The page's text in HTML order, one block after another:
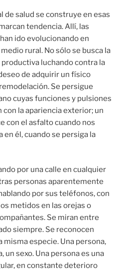
de salud se construye en esas
tendencia. Allí, las
ido evolucionando en
rural. No sólo se busca la
luchando contra la
de adquirir un físico
Se persigue
cuyas funciones y pulsiones
la apariencia exterior; un
con el asfalto cuando nos
en él, cuando se persiga la
por una calle en cualquier
personas aparentemente
por sus teléfonos, con
metidos en las orejas o
Se miran entre
siempre. Se reconocen
especie. Una persona,
un sexo. Una persona es una
en constante deterioro